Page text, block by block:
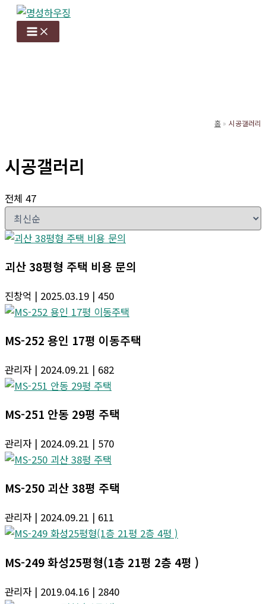
홈 시공갤러리
시공갤러리
전체 47
괴산 38평형 주택 비용 문의
진창억 | 2025.03.19 | 450
MS-252 용인 17평 이동주택
관리자 | 2024.09.21 | 682
MS-251 안동 29평 주택
관리자 | 2024.09.21 | 570
MS-250 괴산 38평 주택
관리자 | 2024.09.21 | 611
MS-249 화성25평형(1층 21평 2층 4평 )
관리자 | 2019.04.16 | 2840